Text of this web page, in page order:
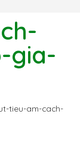
gia-
tieu-am-cach-